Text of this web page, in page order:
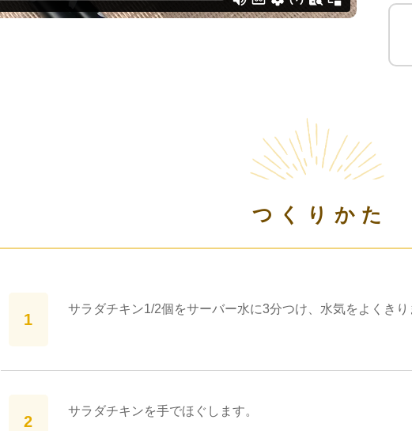
つくりかた
サラダチキン1/2個をサーバー水に3分つけ、水気をよくきり
サラダチキンを手でほぐします。